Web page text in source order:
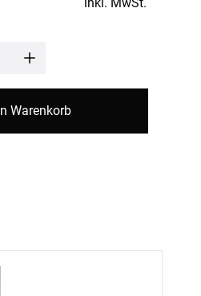
Warenkorb